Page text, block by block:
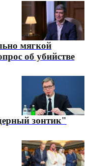
мягкой
об убийстве
зонтик"